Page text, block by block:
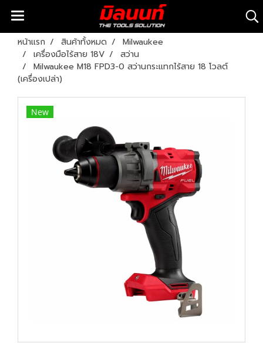
หน้าแรก สินค้าทั้งหมด
Milwaukee
เครื่องมือไร้สาย 18V
สว่าน
Milwaukee M18 FPD3-0 สว่านกระแทกไร้สาย 18 โวลต์
(เครื่องเปล่า)
New